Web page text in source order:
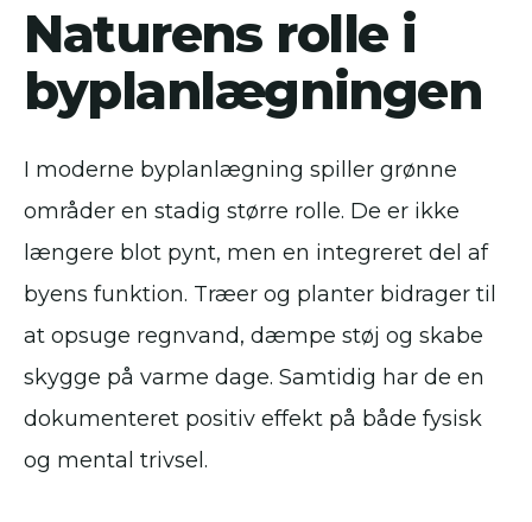
Naturens rolle i
byplanlægningen
I moderne byplanlægning spiller grønne
områder en stadig større rolle. De er ikke
længere blot pynt, men en integreret del af
byens funktion. Træer og planter bidrager til
at opsuge regnvand, dæmpe støj og skabe
skygge på varme dage. Samtidig har de en
dokumenteret positiv effekt på både fysisk
og mental trivsel.